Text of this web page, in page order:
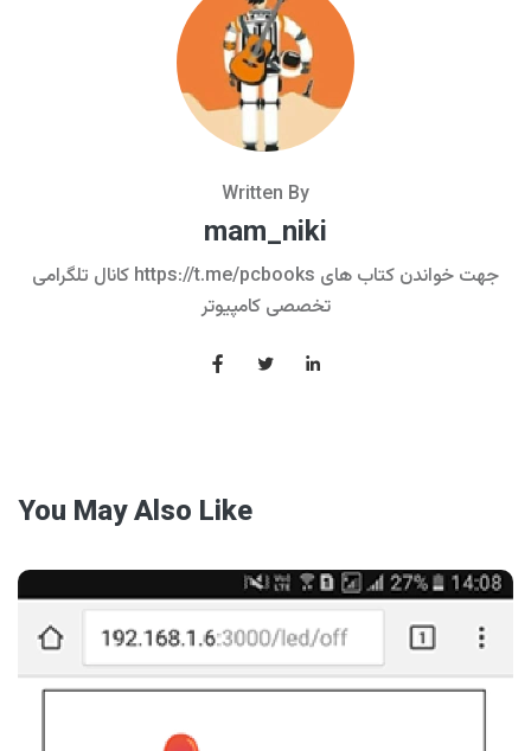
Written By
mam_niki
کانال تلگرامی https://t.me/pcbooks جهت خواندن کتاب های
تخصصی کامپیوتر
You May Also Like